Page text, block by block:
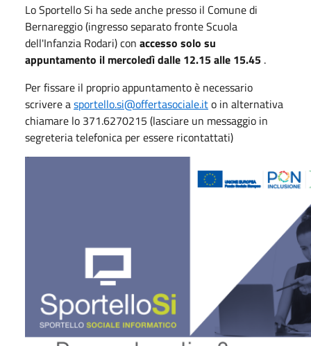
Lo Sportello Si ha sede anche presso il Comune di
Bernareggio (ingresso separato fronte Scuola
dell'Infanzia Rodari) con accesso solo su
appuntamento il mercoledì dalle 12.15 alle 15.45 .
Per fissare il proprio appuntamento è necessario
scrivere asportello.si@offertasociale.ito in alternativa
chiamare lo 371.6270215 (lasciare un messaggio in
segreteria telefonica per essere ricontattati)